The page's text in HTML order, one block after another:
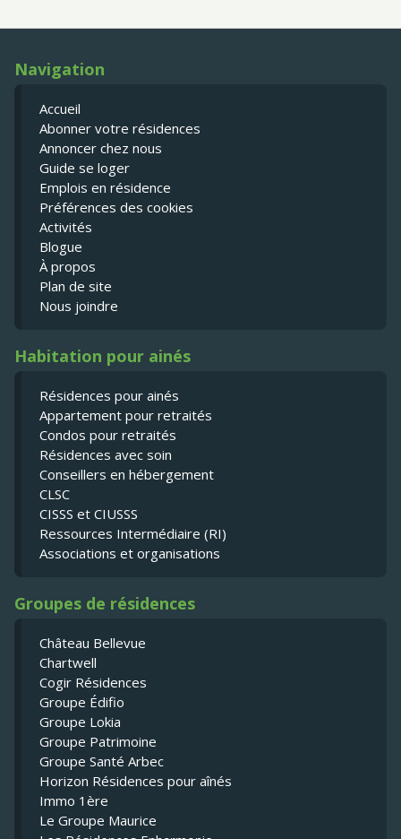
Navigation
Accueil
Abonner votre résidences
Annoncer chez nous
Guide se loger
Emplois en résidence
Préférences des cookies
Activités
Blogue
À propos
Plan de site
Nous joindre
Habitation pour ainés
Résidences pour ainés
Appartement pour retraités
Condos pour retraités
Résidences avec soin
Conseillers en hébergement
CLSC
CISSS et CIUSSS
Ressources Intermédiaire (RI)
Associations et organisations
Groupes de résidences
Château Bellevue
Chartwell
Cogir Résidences
Groupe Édifio
Groupe Lokia
Groupe Patrimoine
Groupe Santé Arbec
Horizon Résidences pour aînés
Immo 1ère
Le Groupe Maurice